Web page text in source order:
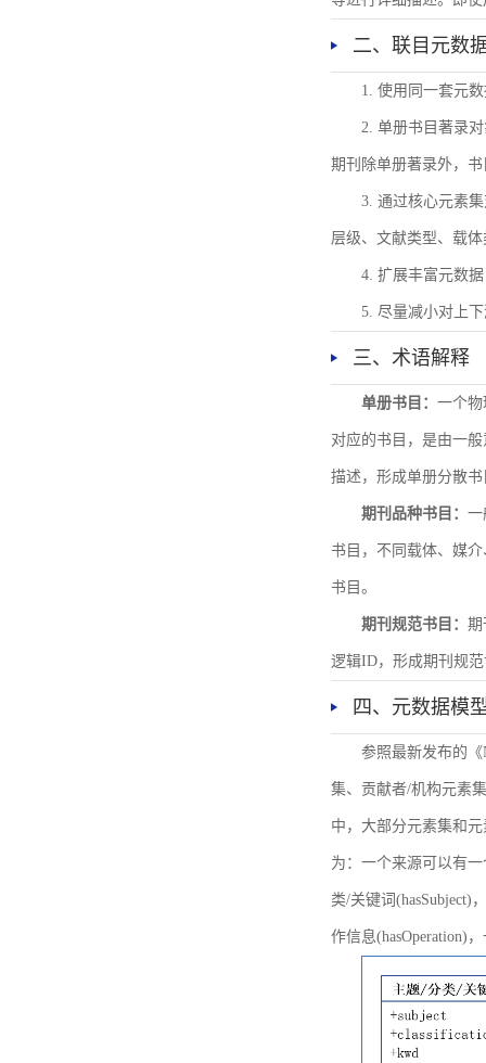
二、联目元数
1. 使用同一套元
2. 单册书目著录
期刊除单册著录外，
3. 通过核心元素
层级、文献类型、载
4. 扩展丰富元数
5. 尽量减小对上
三、术语解释
单册书目： 一个
对应的书目，是由一
描述，形成单册分散
期刊品种书目： 一
书目，不同载体、媒
书目。
期刊规范书目： 期
逻辑ID，形成期刊规
四、元数据模
参照最新发布的
集、贡献者/机构元素
中，大部分元素集和
为：一个来源可以有
类/关键词(hasSubject)
作信息(hasOperation)